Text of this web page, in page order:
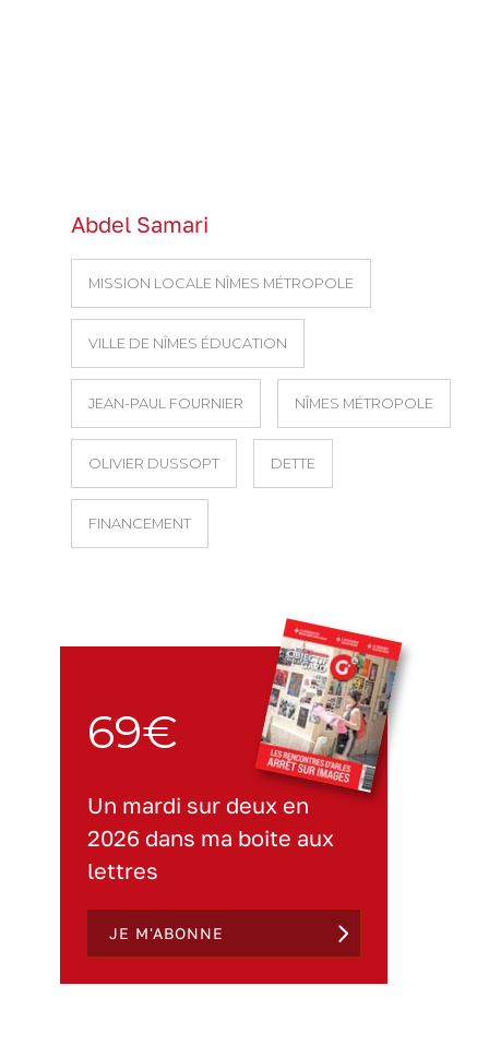
Abdel Samari
MISSION LOCALE NÎMES MÉTROPOLE
VILLE DE NÎMES ÉDUCATION
JEAN-PAUL FOURNIER NÎMES MÉTROPOLE
OLIVIER DUSSOPT DETTE
FINANCEMENT
69€
Un mardi sur deux en
2026 dans ma boite aux
lettres
JE M'ABONNE